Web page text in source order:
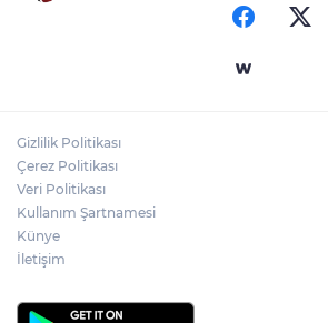
Yapay zekada onlarca
Gizlilik Politikası
Çerez Politikası
Veri Politikası
Kullanım Şartnamesi
Künye
İletişim